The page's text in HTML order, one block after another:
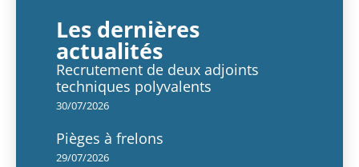
Les dernières
actualités
Recrutement de deux adjoints
techniques polyvalents
30/07/2026
Pièges à frelons
29/07/2026